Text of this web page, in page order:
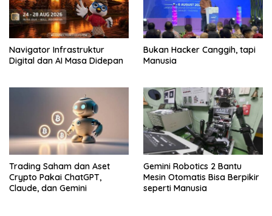
Navigator Infrastruktur
Digital dan AI Masa Didepan
Bukan Hacker Canggih, tapi
Manusia
Trading Saham dan Aset
Crypto Pakai ChatGPT,
Claude, dan Gemini
Gemini Robotics 2 Bantu
Mesin Otomatis Bisa Berpikir
seperti Manusia